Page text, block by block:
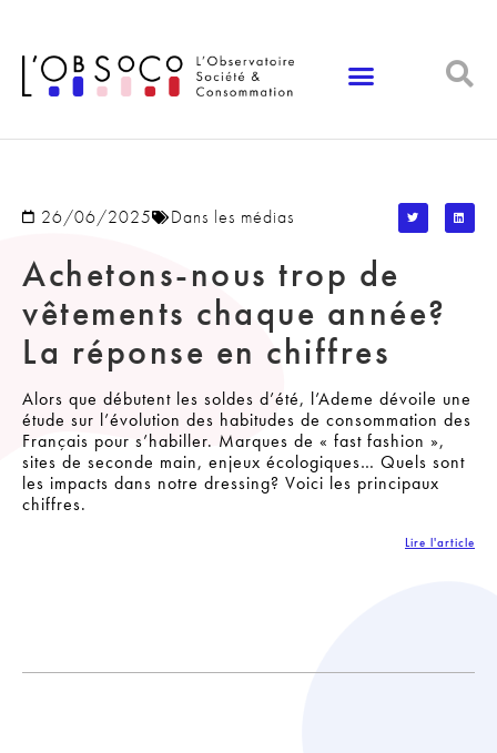
26/06/2025 Dans les médias
Achetons-nous trop de
vêtements chaque année?
La réponse en chiffres
Alors que débutent les soldes d’été, l’Ademe dévoile une
étude sur l’évolution des habitudes de consommation des
Français pour s’habiller. Marques de « fast fashion »,
sites de seconde main, enjeux écologiques… Quels sont
les impacts dans notre dressing? Voici les principaux
chiffres.
Lire l'article